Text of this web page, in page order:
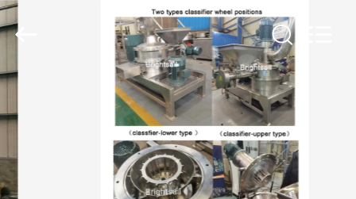
घर
वीडियो
Jiangyin
Machinery
Co.,Ltd..